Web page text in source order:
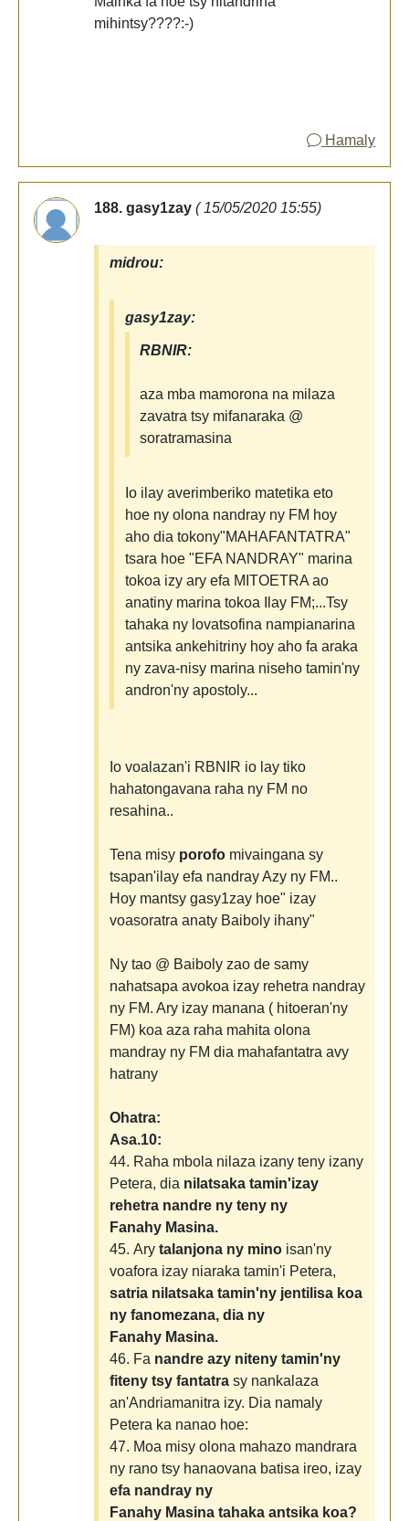
mihintsy????:-)
Hamaly
188. gasy1zay ( 15/05/2020 15:55)
midrou:
gasy1zay:
RBNIR:
aza mba mamorona na milaza
zavatra tsy mifanaraka @
soratramasina
Io ilay averimberiko matetika eto
hoe ny olona nandray ny FM hoy
aho dia tokony"MAHAFANTATRA"
tsara hoe "EFA NANDRAY" marina
tokoa izy ary efa MITOETRA ao
anatiny marina tokoa Ilay FM;...Tsy
tahaka ny lovatsofina nampianarina
antsika ankehitriny hoy aho fa araka
ny zava-nisy marina niseho tamin'ny
andron'ny apostoly...
Io voalazan'i RBNIR io lay tiko
hahatongavana raha ny FM no
resahina..
Tena misy porofomivaingana sy
tsapan'ilay efa nandray Azy ny FM..
Hoy mantsy gasy1zay hoe" izay
voasoratra anaty Baiboly ihany"
Ny tao @ Baiboly zao de samy
nahatsapa avokoa izay rehetra nandray
ny FM. Ary izay manana ( hitoeran'ny
FM) koa aza raha mahita olona
mandray ny FM dia mahafantatra avy
hatrany
Ohatra:
Asa.10:
44. Raha mbola nilaza izany teny izany
Petera, dia nilatsaka tamin'izay
rehetra nandre ny teny ny
Fanahy Masina.
45. Ary talanjona ny minoisan'ny
voafora izay niaraka tamin'i Petera,
satria nilatsaka tamin'ny jentilisa koa
ny fanomezana, dia ny
Fanahy Masina.
46. Fa nandre azy niteny tamin'ny
fiteny tsy fantatrasy nankalaza
an'Andriamanitra izy. Dia namaly
Petera ka nanao hoe:
47. Moa misy olona mahazo mandrara
ny rano tsy hanaovana batisa ireo, izay
efa nandray ny
Fanahy Masina tahaka antsika koa?